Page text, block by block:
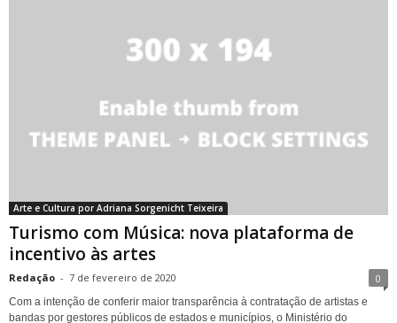
Arte e Cultura por Adriana Sorgenicht Teixeira
Turismo com Música: nova plataforma de
incentivo às artes
Redação - 7 de fevereiro de 2020 0
Com a intenção de conferir maior transparência à contratação de artistas e
bandas por gestores públicos de estados e municípios, o Ministério do